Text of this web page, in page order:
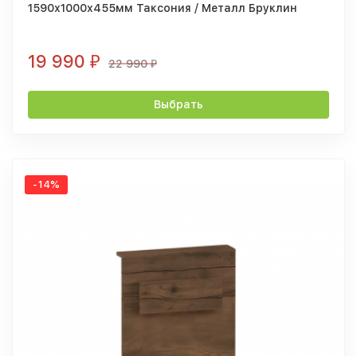
1590х1000х455мм Таксония / Металл Бруклин
19 990 ₽ 22 990₽
Выбрать
-14%